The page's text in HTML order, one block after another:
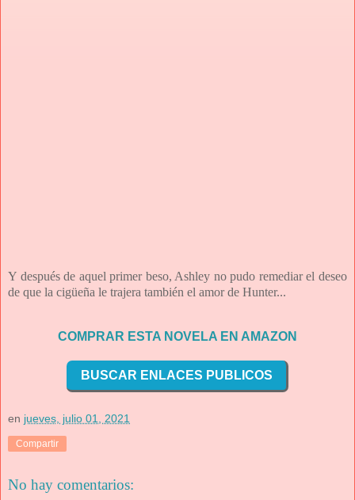
Y después de aquel primer beso, Ashley no pudo remediar el deseo
de que la cigüeña le trajera también el amor de Hunter...
COMPRAR ESTA NOVELA EN AMAZON
BUSCAR ENLACES PUBLICOS
en jueves, julio 01, 2021
Compartir
No hay comentarios: